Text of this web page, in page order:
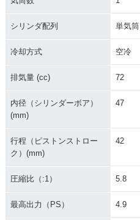
シリンダ配列 単気筒
冷却方式 空冷
排気量 (cc) 72
内径（シリンダーボア）
(mm)
47
行程（ピストンストロー
ク）(mm)
42
圧縮比（:1） 5.8
最高出力（PS） 4.9